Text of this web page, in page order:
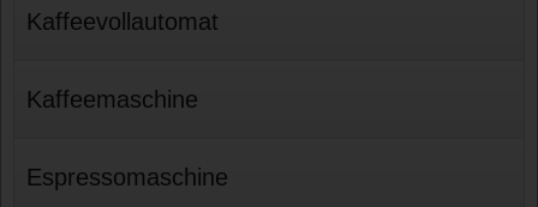
Kaffeevollautomat
Kaffeemaschine
Espressomaschine